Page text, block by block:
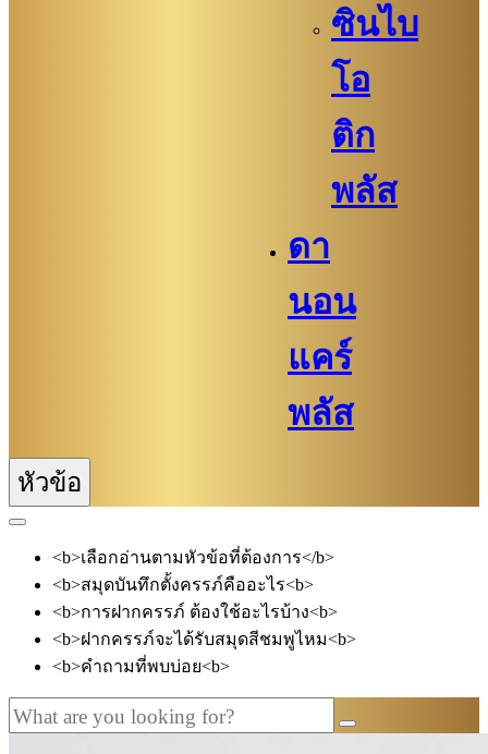
ซินไบ
โอ
ติก
พลัส
ดา
นอน
แคร์
พลัส
หัวข้อ
<b>เลือกอ่านตามหัวข้อที่ต้องการ</b>
<b>สมุดบันทึกตั้งครรภ์คืออะไร<b>
<b>การฝากครรภ์ ต้องใช้อะไรบ้าง<b>
<b>ฝากครรภ์จะได้รับสมุดสีชมพูไหม<b>
<b>คำถามที่พบบ่อย<b>